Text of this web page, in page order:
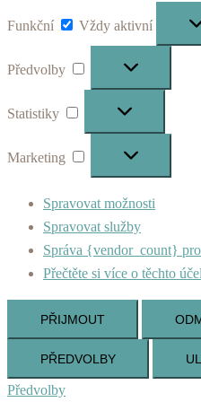
Funkční
Vždy aktivní
Předvolby
Statistiky
Marketing
Spravovat možnosti
Spravovat služby
Správa {vendor_count}
Přečtěte si více o těchto
PŘIJMOUT
PŘEDVOLBY
Předvolby